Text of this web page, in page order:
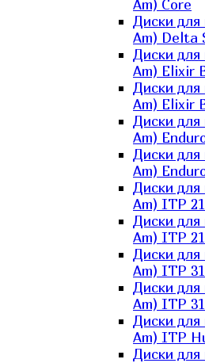
Am) Core
Диски для
Am) Delta
Диски для
Am) Elixir
Диски для
Am) Elixir
Диски для
Am)
Диски для
Am)
Диски для
Am) ITP
Диски для
Am) ITP
Диски для
Am) ITP
Диски для
Am) ITP
Диски для
Am) ITP
Диски для